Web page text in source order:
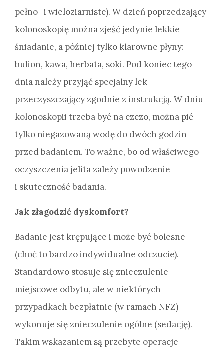
pełno- i wieloziarniste). W dzień poprzedzający
kolonoskopię można zjeść jedynie lekkie
śniadanie, a później tylko klarowne płyny:
bulion, kawa, herbata, soki. Pod koniec tego
dnia należy przyjąć specjalny lek
przeczyszczający zgodnie z instrukcją. W dniu
kolonoskopii trzeba być na czczo, można pić
tylko niegazowaną wodę do dwóch godzin
przed badaniem. To ważne, bo od właściwego
oczyszczenia jelita zależy powodzenie
i skuteczność badania.
Jak złagodzić dyskomfort?
Badanie jest krępujące i może być bolesne
(choć to bardzo indywidualne odczucie).
Standardowo stosuje się znieczulenie
miejscowe odbytu, ale w niektórych
przypadkach bezpłatnie (w ramach NFZ)
wykonuje się znieczulenie ogólne (sedację).
Takim wskazaniem są przebyte operacje